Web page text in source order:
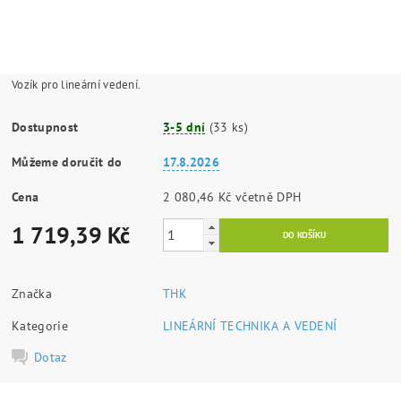
Vozík pro lineární vedení.
Dostupnost 3-5 dní (33 ks)
Můžeme doručit do 17.8.2026
Cena 2 080,46 Kč včetně DPH
1 719,39 Kč
Značka
THK
Kategorie
LINEÁRNÍ TECHNIKA A VEDENÍ
Dotaz